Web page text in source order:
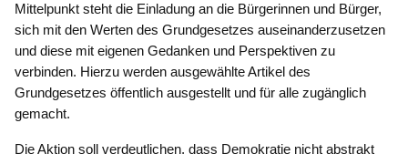
Mittelpunkt steht die Einladung an die Bürgerinnen und Bürger,
sich mit den Werten des Grundgesetzes auseinanderzusetzen
und diese mit eigenen Gedanken und Perspektiven zu
verbinden. Hierzu werden ausgewählte Artikel des
Grundgesetzes öffentlich ausgestellt und für alle zugänglich
gemacht.
Die Aktion soll verdeutlichen, dass Demokratie nicht abstrakt